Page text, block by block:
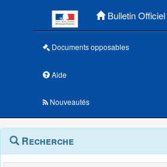
Bulletin Officiel
Documents opposables
Aide
Nouveautés
Navigation
outils
Menu
contextuel
Recherche